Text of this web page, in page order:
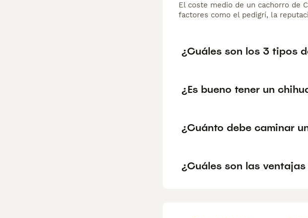
El coste medio de un cachorro de
factores como el pedigrí, la
¿Cuáles son los 3 tipos
¿Es bueno tener un
¿Cuánto debe caminar
¿Cuáles son las